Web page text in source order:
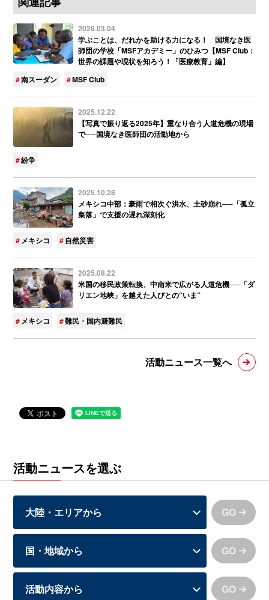
2026.03.04
学ぶことは、だれかを助ける力になる！ 国境なき医
師団の学校「MSFアカデミー」のひみつ【MSF Club：
世界の課題や現状を知ろう！「医療教育」編】
南スーダン
MSF Club
2025.12.22
【写真で振り返る2025年】重なり合う人道危機の現場
で──国境なき医師団の活動地から
紛争
2025.10.28
メキシコ中部：豪雨で相次ぐ洪水、土砂崩れ──「孤立
集落」で支援の遅れ深刻化
メキシコ 自然災害
2025.08.22
米国の移民政策転換、中南米で広がる人道危機──「ダ
リエン地峡」を越えた人びとの“いま”
メキシコ 難民・国内避難民
活動ニュース一覧へ
活動ニュースを選ぶ
GO
GO
GO